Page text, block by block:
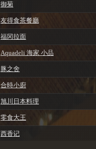
御菊
友得食茶餐廳
福冈拉面
Aquadeli 海家 小品
豚之舍
合時小廚
旭川日本料理
零食大王
西香记